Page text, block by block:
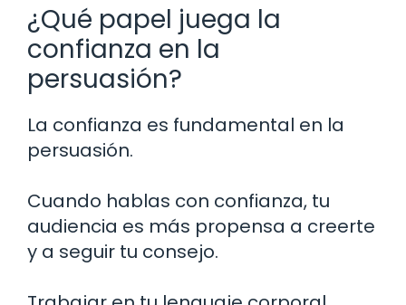
¿Qué papel juega la
confianza en la
persuasión?
La confianza es fundamental en la
persuasión.
Cuando hablas con confianza, tu
audiencia es más propensa a creerte
y a seguir tu consejo.